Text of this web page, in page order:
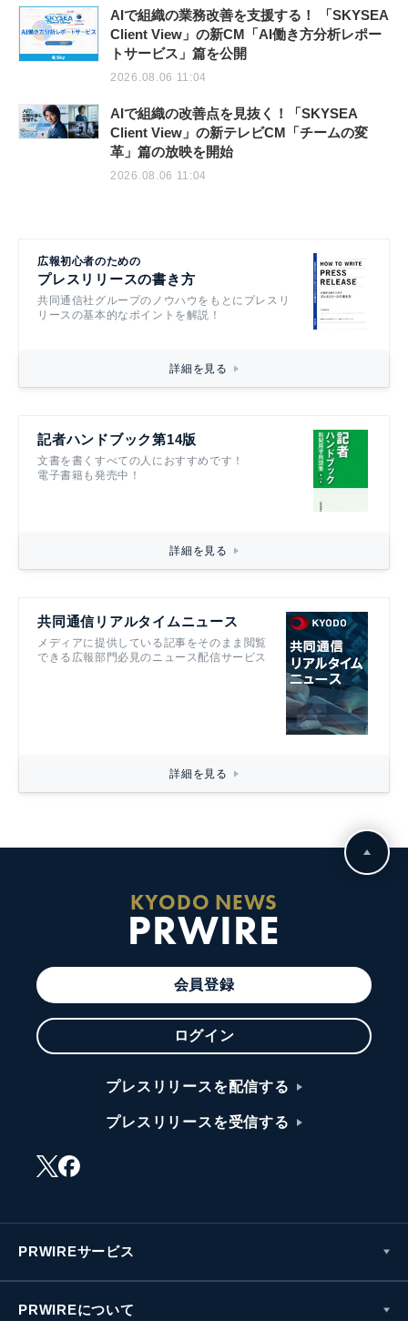
AIで組織の業務改善を支援する！ 「SKYSEA
Client View」の新CM「AI働き方分析レポー
トサービス」篇を公開
2026.08.06 11:04
AIで組織の改善点を見抜く！「SKYSEA
Client View」の新テレビCM「チームの変
革」篇の放映を開始
2026.08.06 11:04
広報初心者のための
プレスリリースの書き方
共同通信社グループのノウハウをもとにプレスリ
リースの基本的なポイントを解説！
詳細を見る
記者ハンドブック第14版
文書を書くすべての人におすすめです！
電子書籍も発売中！
詳細を見る
共同通信リアルタイムニュース
メディアに提供している記事をそのまま閲覧
できる広報部門必見のニュース配信サービス
詳細を見る
KYODO NEWS
PRWIRE
会員登録
ログイン
プレスリリースを配信する
プレスリリースを受信する
PRWIREサービス
PRWIREについて